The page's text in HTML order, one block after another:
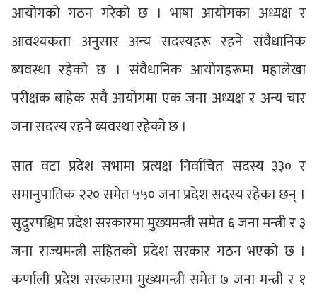
आयोगको गठन गरेको छ । भाषा आयोगका अध्यक्ष र
आवश्यकता अनुसार अन्य सदस्यहरू रहने संवैधानिक
ब्यवस्था रहेको छ । संवैधानिक आयोगहरूमा महालेखा
परीक्षक बाहेक सवै आयोगमा एक जना अध्यक्ष र अन्य चार
जना सदस्य रहने ब्यवस्था रहेको छ ।
सात वटा प्रदेश सभामा प्रत्यक्ष निर्वाचित सदस्य ३३० र
समानुपातिक २२० समेत ५५० जना प्रदेश सदस्य रहेका छन् ।
सुदुरपश्चिम प्रदेश सरकारमा मुख्यमन्त्री समेत ६ जना मन्त्री र ३
जना राज्यमन्त्री सहितको प्रदेश सरकार गठन भएको छ ।
कर्णाली प्रदेश सरकारमा मुख्यमन्त्री समेत ७ जना मन्त्री र १